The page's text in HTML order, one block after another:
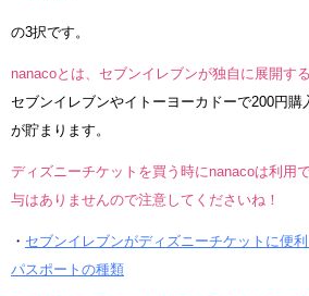
の3択です。
nanacoとは、セブンイレブンが独自に展開す
セブンイレブンやイトーヨーカドーで200円購
が貯まります。
ディズニーチケットを買う時にnanacoは利用
与はありませんので注意してくださいね！
・ セブンイレブンがディズニーチケットに便
パスポートの種類